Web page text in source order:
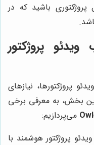
باشید که در
پروژکتور
پروژکتورها، نیازهای
بخش، به معرفی برخی
می‌پردازیم:
پروژکتور هوشمند با